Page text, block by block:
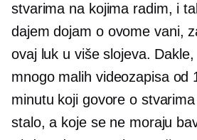
stvarima na kojima radim, i
dajem dojam o ovome vani,
ovaj luk u više slojeva.
mnogo malih videozapisa od
minutu koji govore o
stalo, a koje se ne moraju